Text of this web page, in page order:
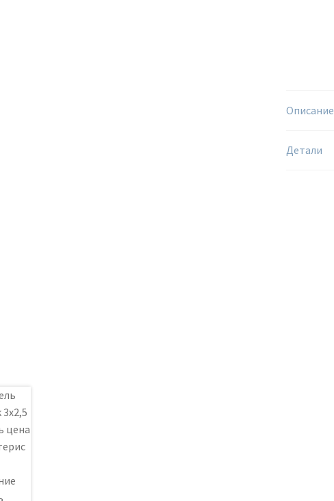
Описание
Детали